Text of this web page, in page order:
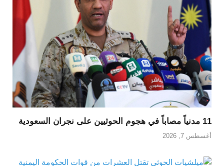
11 مدنياً مصاباً في هجوم الحوثيين على نجران السعودية
أغسطس 7, 2026